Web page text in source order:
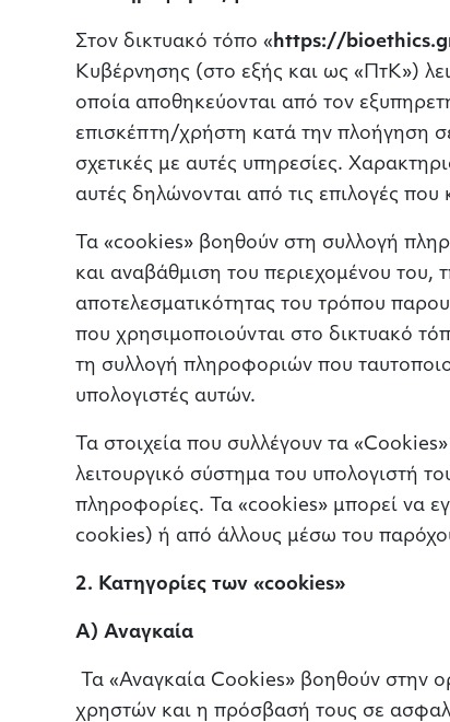
Στον δικτυακό τόπο « https://
Κυβέρνησης (στο εξής και ως «ΠτΚ»)
οποία αποθηκεύονται από τον
επισκέπτη/χρήστη κατά την πλοήγηση
σχετικές με αυτές υπηρεσίες.
αυτές δηλώνονται από τις επιλογές
Τα «cookies» βοηθούν στη συλλογή
και αναβάθμιση του περιεχομένου
αποτελεσματικότητας του τρόπου
που χρησιμοποιούνται στο δικτυακό
τη συλλογή πληροφοριών που
υπολογιστές αυτών.
Τα στοιχεία που συλλέγουν τα
λειτουργικό σύστημα του υπολογιστή
πληροφορίες. Τα «cookies» μπορεί να
cookies) ή από άλλους μέσω του
2. Κατηγορίες των «cookies»
Α) Αναγκαία
Τα «Αναγκαία Cookies» βοηθούν στην
χρηστών και η πρόσβασή τους σε